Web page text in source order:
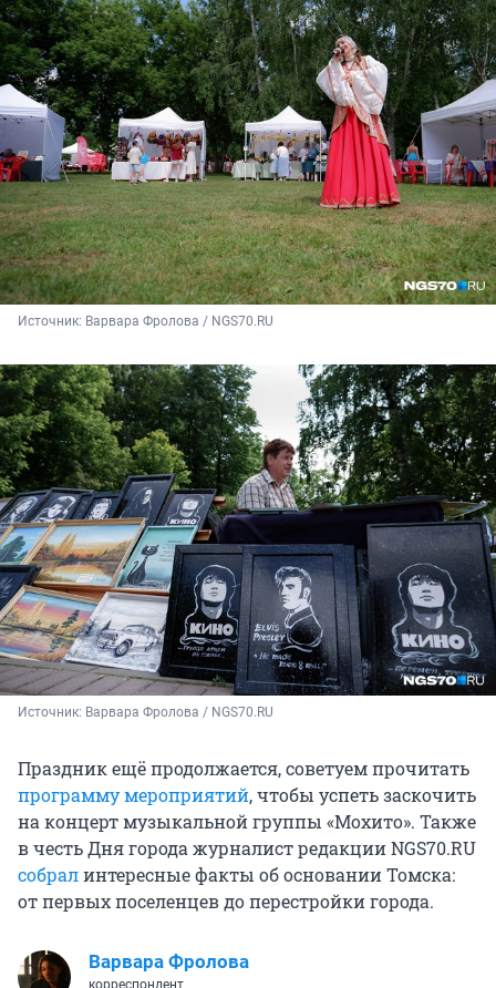
Источник: Варвара Фролова / NGS70.RU
Источник: Варвара Фролова / NGS70.RU
Праздник ещё продолжается, советуем прочитать
программу мероприятий, чтобы успеть заскочить
на концерт музыкальной группы «Мохито». Также
в честь Дня города журналист редакции NGS70.RU
собралинтересные факты об основании Томска:
от первых поселенцев до перестройки города.
Варвара Фролова
корреспондент